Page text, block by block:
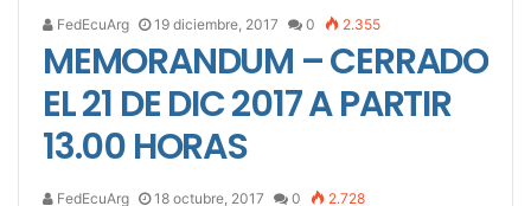
FedEcuArg 19 diciembre, 2017 0 2.355
MEMORANDUM – CERRADO
EL 21 DE DIC 2017 A PARTIR
13.00 HORAS
FedEcuArg 18 octubre, 2017 0 2.728